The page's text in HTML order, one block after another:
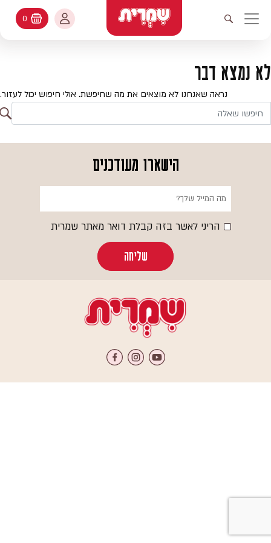
ניווט ראשי
פתיחת חיפוש
עולמות האפיה
מתכונים
קטלוג המוצרים
שאלות ותשובות
החשבון שלי
החשבון שלי
היסטורית הזמנות
עדכן סיסמה
עגלת קניות
0
לא נמצא דבר
נראה שאנחנו לא מוצאים את מה שחיפשת. אולי חיפוש יכול לעזור.
הישארו מעודכנים
הריני לאשר בזה קבלת דואר מאתר שמרית
שליחה